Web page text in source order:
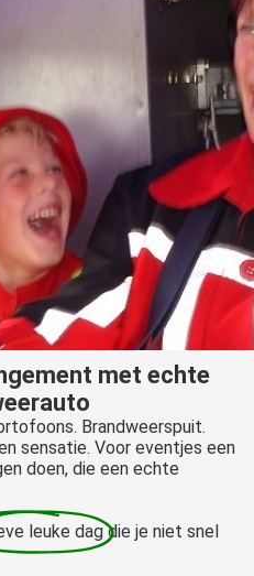
met echte
Brandweerspuit.
sensatie. Voor eventjes een
doen, die een echte
leuke dagdie je niet snel